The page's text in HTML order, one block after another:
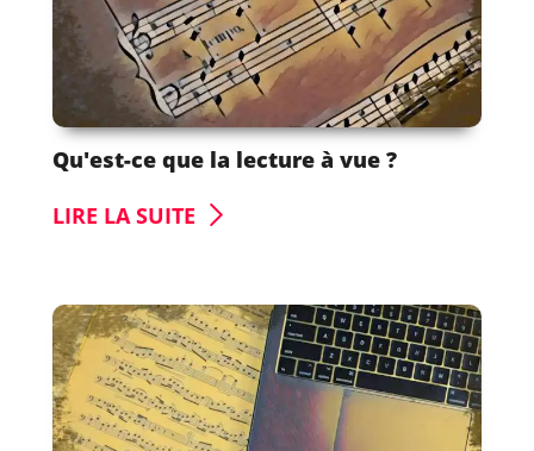
Qu'est-ce que la lecture à vue ?
LIRE LA SUITE